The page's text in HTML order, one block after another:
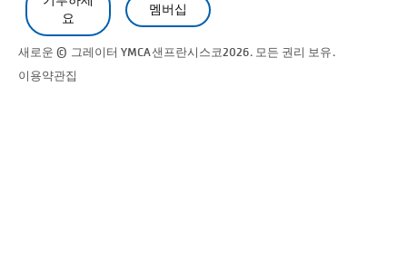
요
멤버십
새로운 © 그레이터 YMCA샌프란시스코2026. 모든 권리 보유.
이용약관집